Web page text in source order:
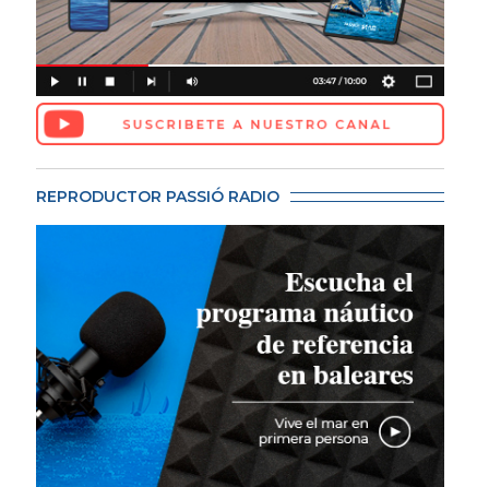
REPRODUCTOR PASSIÓ RADIO